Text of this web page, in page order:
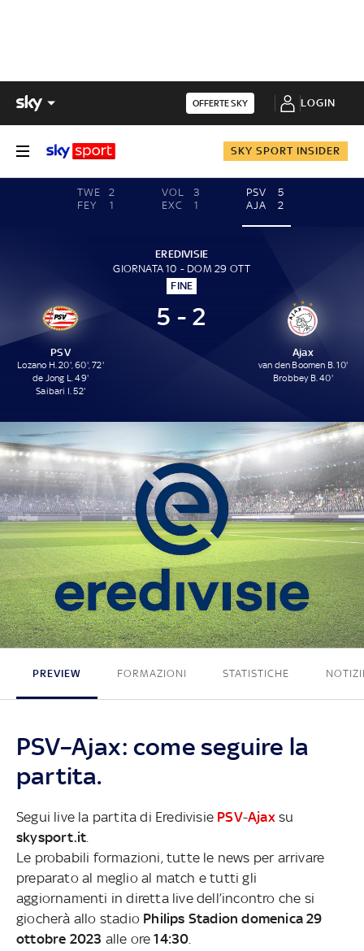
OFFERTE SKY LOGIN
SKY SPORT INSIDER
TWE
2
FEY
1
VOL
3
EXC
1
PSV
5
AJA
2
EREDIVISIE
GIORNATA 10 - DOM 29 OTT
FINE
PSV
Lozano H. 20', 60', 72'
de Jong L. 49'
Saibari I. 52'
5 - 2
Ajax
van den Boomen B. 10'
Brobbey B. 40'
5 - 2
PREVIEW FORMAZIONI STATISTICHE
PSV–Ajax: come seguire la
partita.
Segui live la partita di Eredivisie PSV-Ajaxsu
skysport.it
Le probabili formazioni, tutte le news per arrivare
preparato al meglio al match e tutti gli
aggiornamenti in diretta live dell’incontro che si
giocherà allo stadio Philips Stadion domenica 29
ottobre 2023 alle ore14:30